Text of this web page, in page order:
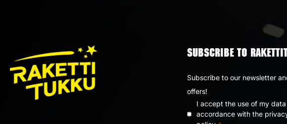
SUBSCRIBE TO
Subscribe to our newsletter
offers!
Privacy
I accept the use of my
accordance with the